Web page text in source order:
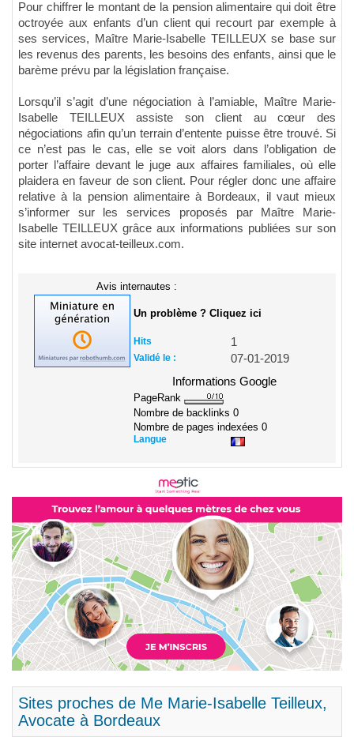
Pour chiffrer le montant de la pension alimentaire qui doit être
octroyée aux enfants d’un client qui recourt par exemple à
ses services, Maître Marie-Isabelle TEILLEUX se base sur
les revenus des parents, les besoins des enfants, ainsi que le
barème prévu par la législation française.
Lorsqu’il s’agit d’une négociation à l’amiable, Maître Marie-
Isabelle TEILLEUX assiste son client au cœur des
négociations afin qu’un terrain d’entente puisse être trouvé. Si
ce n’est pas le cas, elle se voit alors dans l’obligation de
porter l’affaire devant le juge aux affaires familiales, où elle
plaidera en faveur de son client. Pour régler donc une affaire
relative à la pension alimentaire à Bordeaux, il vaut mieux
s’informer sur les services proposés par Maître Marie-
Isabelle TEILLEUX grâce aux informations publiées sur son
site internet avocat-teilleux.com.
Avis internautes :
Un problème ? Cliquez ici
Hits 1
Validé le :
07-01-2019
Informations Google
PageRank
Nombre de backlinks 0
Nombre de pages indexées 0
Langue
Sites proches de Me Marie-Isabelle Teilleux,
Avocate à Bordeaux